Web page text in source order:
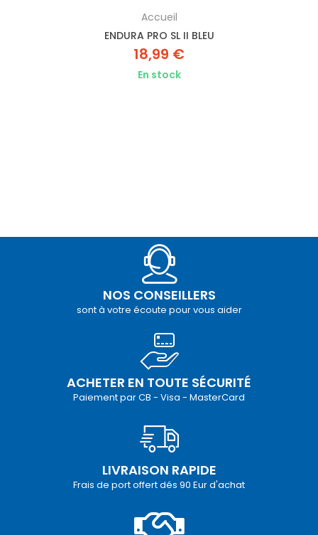
Accueil
ENDURA PRO SL II BLEU
18,99 €
En stock
NOS CONSEILLERS
sont à votre écoute pour vous aider
ACHETER EN TOUTE SÉCURITÉ
Paiement par CB - Visa - MasterCard
LIVRAISON RAPIDE
Frais de port offert dés 90 Eur d'achat